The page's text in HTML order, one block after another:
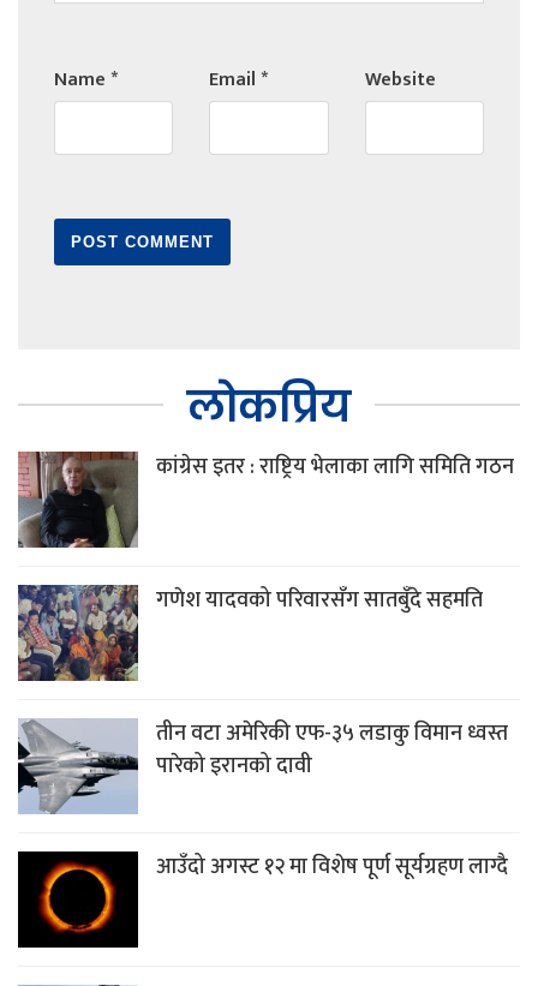
Name* Email* Website
लोकप्रिय
कांग्रेस इतर : राष्ट्रिय भेलाका लागि समिति गठन
गणेश यादवको परिवारसँग सातबुँदे सहमति
तीन वटा अमेरिकी एफ-३५ लडाकु विमान ध्वस्त
पारेको इरानको दावी
आउँदो अगस्ट १२ मा विशेष पूर्ण सूर्यग्रहण लाग्दै